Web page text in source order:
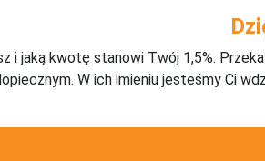
i jaką kwotę stanowi Twój 1,5%.
W ich imieniu jesteśmy Ci